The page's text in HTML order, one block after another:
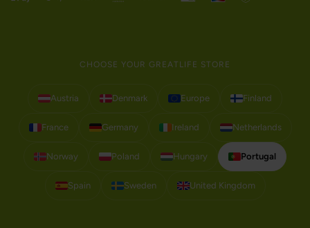
CHOOSE YOUR GREATLIFE STORE
Austria Denmark Europe Finland
France Germany Ireland Netherlands
Norway Poland Hungary Portugal
Spain Sweden United Kingdom